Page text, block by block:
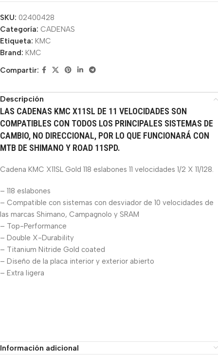
SKU: 02400428
Categoría: CADENAS
Etiqueta: KMC
Brand: KMC
Compartir:
Descripción
LAS CADENAS KMC X11SL DE 11 VELOCIDADES SON
COMPATIBLES CON TODOS LOS PRINCIPALES SISTEMAS DE
CAMBIO, NO DIRECCIONAL, POR LO QUE FUNCIONARÁ CON
MTB DE SHIMANO Y ROAD 11SPD.
Cadena KMC X11SL Gold 118 eslabones 11 velocidades 1/2 X 11/128.
– 118 eslabones
– Compatible con sistemas con desviador de 10 velocidades de
las marcas Shimano, Campagnolo y SRAM
– Top-Performance
– Double X-Durability
– Titanium Nitride Gold coated
– Diseño de la placa interior y exterior abierto
– Extra ligera
Información adicional